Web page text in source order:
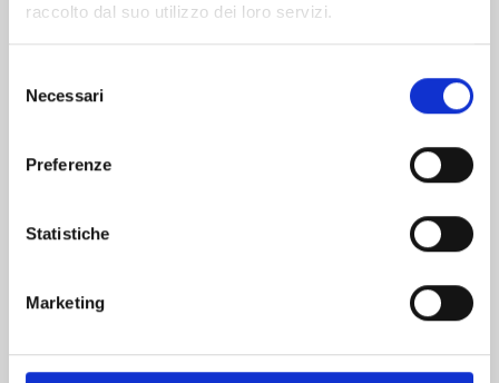
raccolto dal suo utilizzo dei loro servizi.
delNecessari
Preferenze
Statistiche
Marketing
FOUR KNIGHTS OF THE APOCALYPSE n. 23